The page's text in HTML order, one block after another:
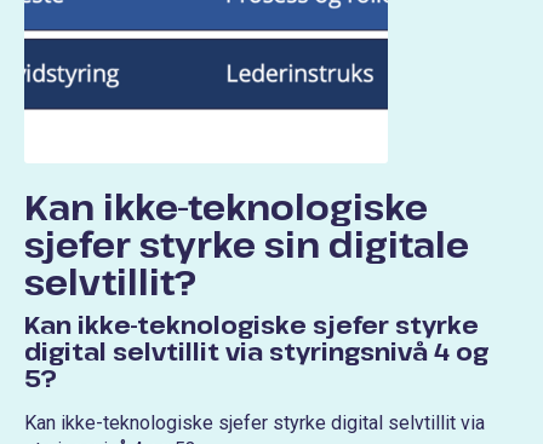
Kan ikke-teknologiske
sjefer styrke sin digitale
selvtillit?
Kan ikke-teknologiske sjefer styrke
digital selvtillit via styringsnivå 4 og
5?
Kan ikke-teknologiske sjefer styrke digital selvtillit via